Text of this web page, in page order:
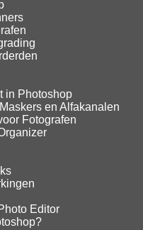
in Photoshop
en Alfakanalen
Fotografen
Editor